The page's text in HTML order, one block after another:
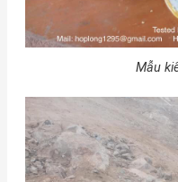
Mẫu